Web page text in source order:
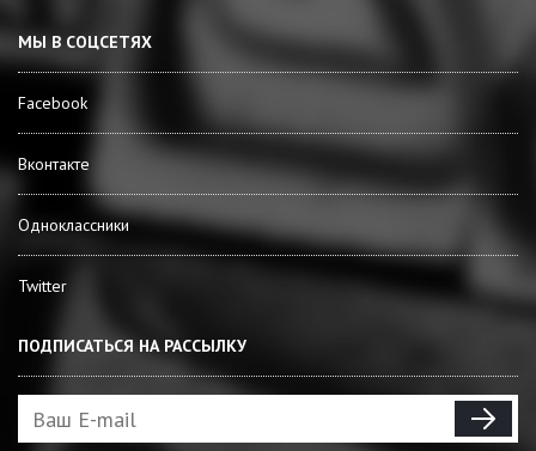
МЫ В СОЦСЕТЯХ
Facebook
Вконтакте
Одноклассники
Twitter
ПОДПИСАТЬСЯ НА РАССЫЛКУ